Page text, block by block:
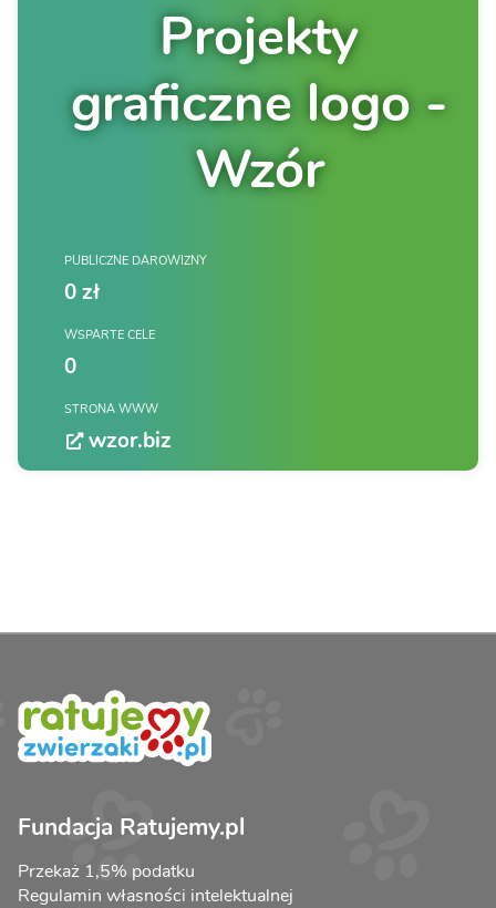
Projekty
graficzne logo -
Wzór
PUBLICZNE DAROWIZNY
0 zł
WSPARTE CELE
0
STRONA WWW
wzor.biz
Fundacja Ratujemy.pl
Przekaż 1,5% podatku
Regulamin własności intelektualnej